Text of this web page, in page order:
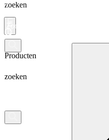
zoeken
Producten
zoeken